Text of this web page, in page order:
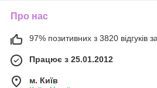
Про нас
97% позитивних з 3820 відгуків
Працює з 25.01.2012
м. Київ